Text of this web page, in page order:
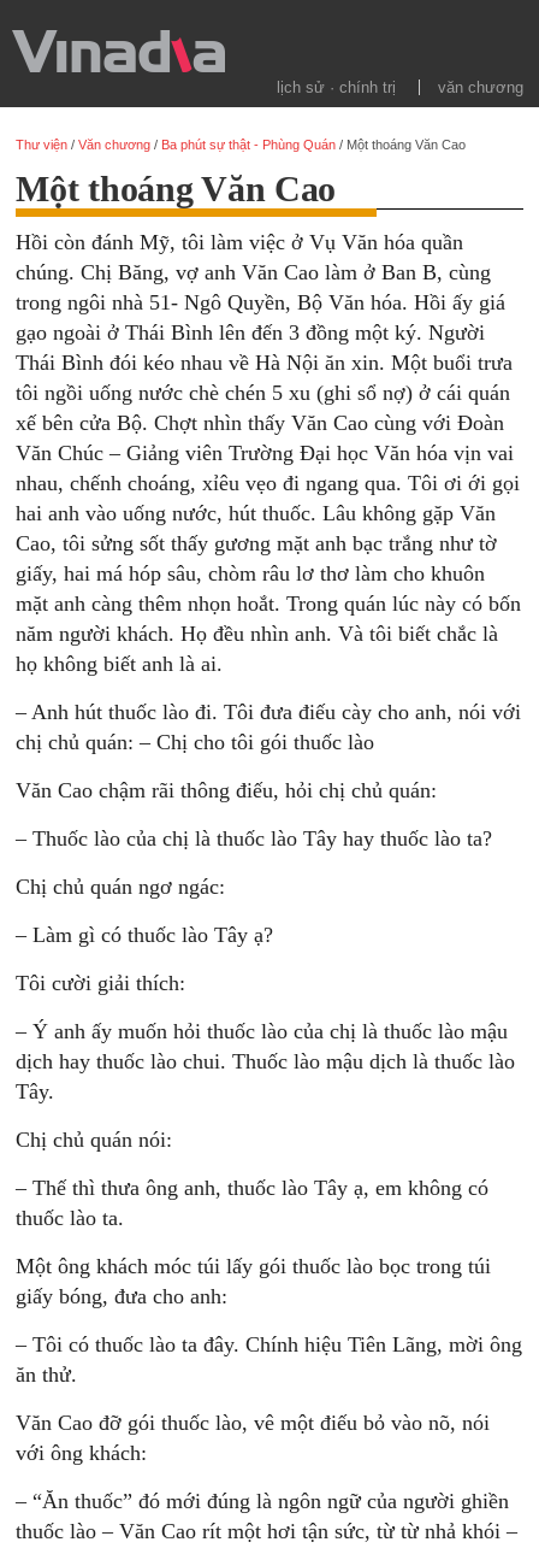
lịch sử · chính trị văn chương
Thư viện /Văn chương / Ba phút sự thật - Phùng Quán / Một thoáng Văn Cao
Một thoáng Văn Cao
Hồi còn đánh Mỹ, tôi làm việc ở Vụ Văn hóa quần
chúng. Chị Băng, vợ anh Văn Cao làm ở Ban B, cùng
trong ngôi nhà 51- Ngô Quyền, Bộ Văn hóa. Hồi ấy giá
gạo ngoài ở Thái Bình lên đến 3 đồng một ký. Người
Thái Bình đói kéo nhau về Hà Nội ăn xin. Một buổi trưa
tôi ngồi uống nước chè chén 5 xu (ghi sổ nợ) ở cái quán
xế bên cửa Bộ. Chợt nhìn thấy Văn Cao cùng với Đoàn
Văn Chúc – Giảng viên Trường Đại học Văn hóa vịn vai
nhau, chếnh choáng, xỉêu vẹo đi ngang qua. Tôi ơi ới gọi
hai anh vào uống nước, hút thuốc. Lâu không gặp Văn
Cao, tôi sửng sốt thấy gương mặt anh bạc trắng như tờ
giấy, hai má hóp sâu, chòm râu lơ thơ làm cho khuôn
mặt anh càng thêm nhọn hoắt. Trong quán lúc này có bốn
năm người khách. Họ đều nhìn anh. Và tôi biết chắc là
họ không biết anh là ai.
– Anh hút thuốc lào đi. Tôi đưa điếu cày cho anh, nói với
chị chủ quán: – Chị cho tôi gói thuốc lào
Văn Cao chậm rãi thông điếu, hỏi chị chủ quán:
– Thuốc lào của chị là thuốc lào Tây hay thuốc lào ta?
Chị chủ quán ngơ ngác:
– Làm gì có thuốc lào Tây ạ?
Tôi cười giải thích:
– Ý anh ấy muốn hỏi thuốc lào của chị là thuốc lào mậu
dịch hay thuốc lào chui. Thuốc lào mậu dịch là thuốc lào
Tây.
Chị chủ quán nói:
– Thế thì thưa ông anh, thuốc lào Tây ạ, em không có
thuốc lào ta.
Một ông khách móc túi lấy gói thuốc lào bọc trong túi
giấy bóng, đưa cho anh:
– Tôi có thuốc lào ta đây. Chính hiệu Tiên Lãng, mời ông
ăn thử.
Văn Cao đỡ gói thuốc lào, vê một điếu bỏ vào nõ, nói
với ông khách:
– “Ăn thuốc” đó mới đúng là ngôn ngữ của người ghiền
thuốc lào – Văn Cao rít một hơi tận sức, từ từ nhả khói –